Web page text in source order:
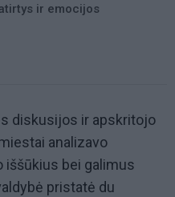
ir emocijos
diskusijos ir apskritojo
analizavo
iššūkius bei galimus
pristatė du